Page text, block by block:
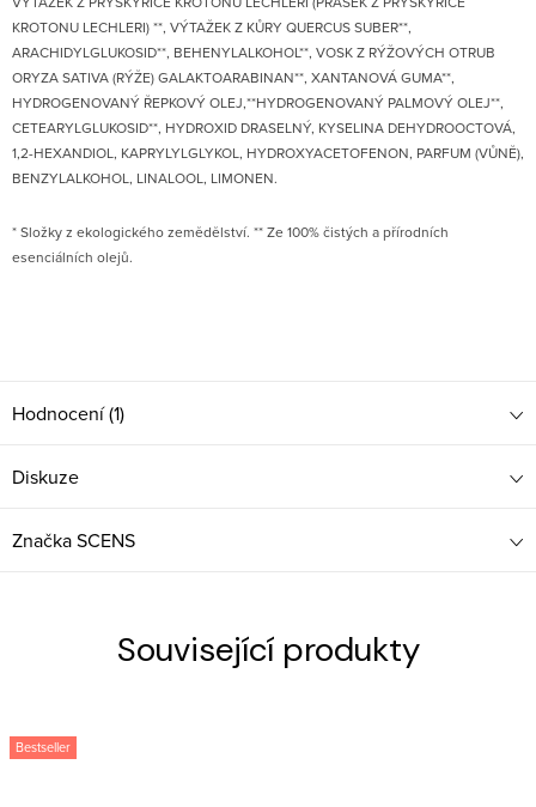
KROTONU LECHLERI) **, VÝTAŽEK Z KŮRY QUERCUS SUBER**,
ARACHIDYLGLUKOSID**, BEHENYLALKOHOL**, VOSK Z RÝŽOVÝCH OTRUB
ORYZA SATIVA (RÝŽE) GALAKTOARABINAN**, XANTANOVÁ GUMA**,
HYDROGENOVANÝ ŘEPKOVÝ OLEJ,**HYDROGENOVANÝ PALMOVÝ OLEJ**,
CETEARYLGLUKOSID**, HYDROXID DRASELNÝ, KYSELINA DEHYDROOCTOVÁ,
1,2-HEXANDIOL, KAPRYLYLGLYKOL, HYDROXYACETOFENON, PARFUM (VŮNĚ),
BENZYLALKOHOL, LINALOOL, LIMONEN.
* Složky z ekologického zemědělství. ** Ze 100% čistých a přírodních
esenciálních olejů.
Hodnocení (1)
Diskuze
ZnačkaSCENS
Související produkty
Bestseller